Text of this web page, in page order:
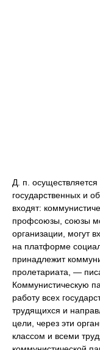
Д. п.
государственных и
входят:
профсоюзы, союзы
организации, могут
на платформе
принадлежит
пролетариата, —
Коммунистическую
работу всех
трудящихся и
цели, через эти
классом и всеми